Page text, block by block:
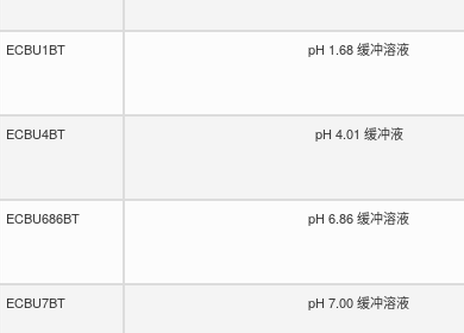
ECBU1BT pH 1.68 缓冲溶液
ECBU4BT pH 4.01 缓冲液
ECBU686BT pH 6.86 缓冲溶液
ECBU7BT pH 7.00 缓冲溶液